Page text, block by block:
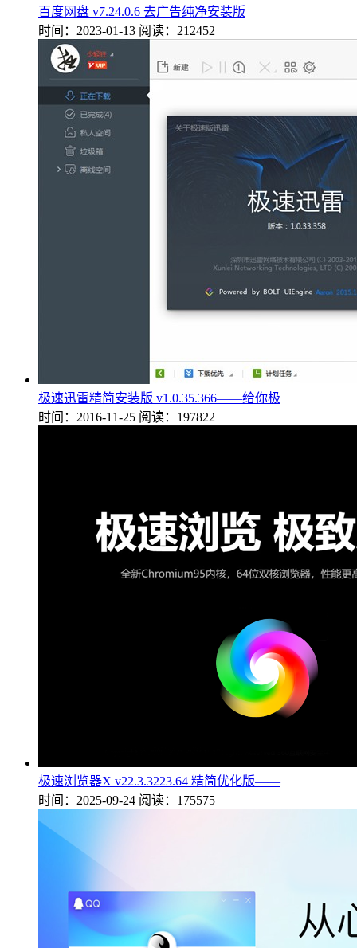
百度网盘 v7.24.0.6 去广告纯净安装版
时间：2023-01-13 阅读：212452
极速迅雷精简安装版 v1.0.35.366——给你极
时间：2016-11-25 阅读：197822
极速浏览器X v22.3.3223.64 精简优化版——
时间：2025-09-24 阅读：175575